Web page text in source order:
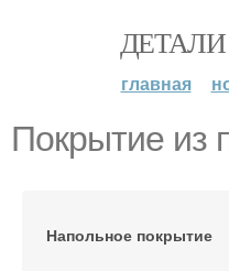
ДЕТАЛИ
главная
Покрытие из
Напольное покрытие